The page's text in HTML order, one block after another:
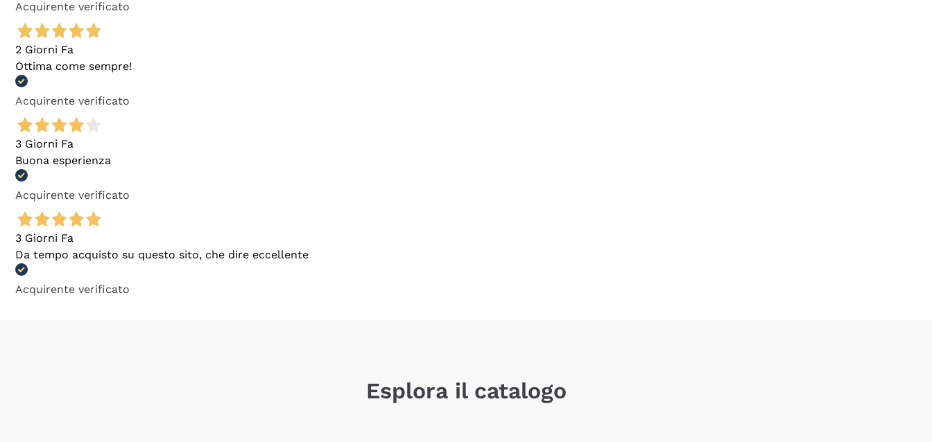
Acquirente verificato
2 Giorni Fa
Ottima come sempre!
Acquirente verificato
3 Giorni Fa
Buona esperienza
Acquirente verificato
3 Giorni Fa
Da tempo acquisto su questo sito, che dire eccellente
Acquirente verificato
Esplora il catalogo